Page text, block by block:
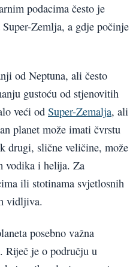
podacima često je
Zemlja, a gdje počinje
od Neptuna, ali često
gustoću od stjenovitih
veći od Super-Zemalja, ali
planet može imati čvrstu
drugi, slične veličine, može
vodika i helija. Za
ili stotinama svjetlosnih
vidljiva.
posebno važna
Riječ je o području u